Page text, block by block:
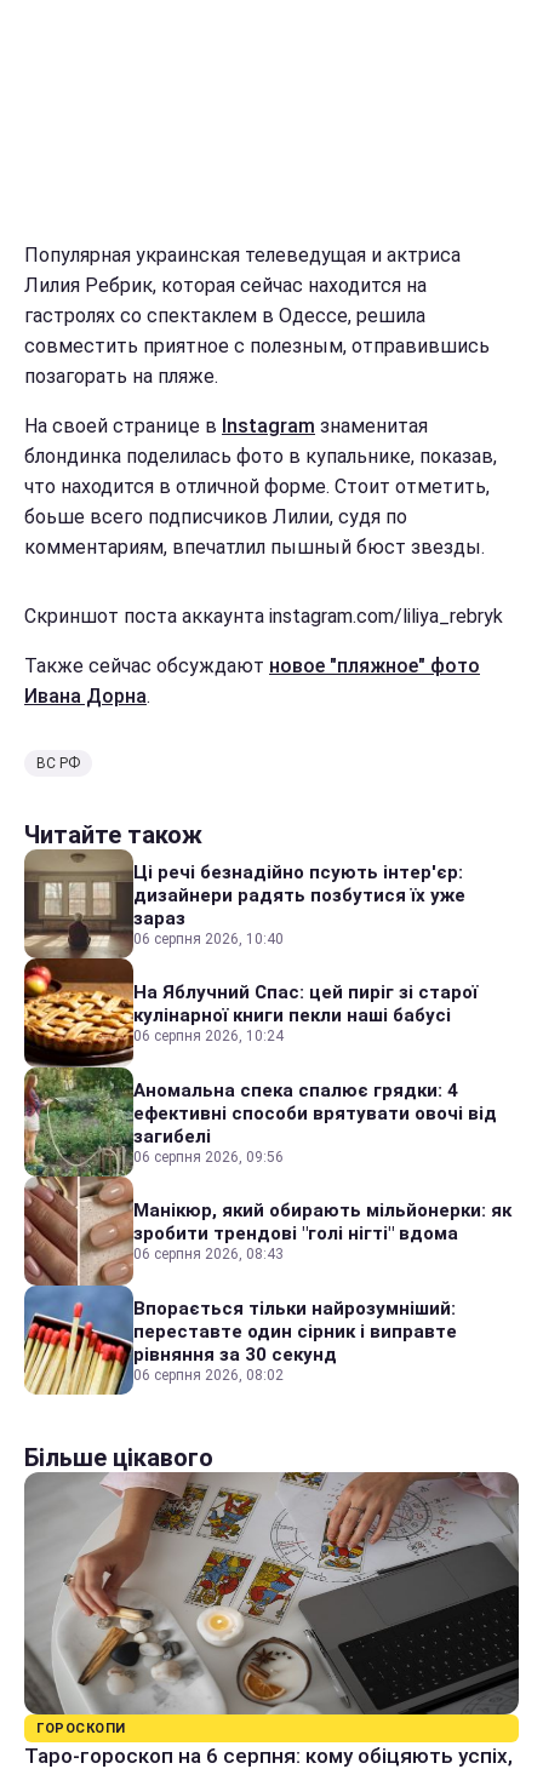
Популярная украинская телеведущая и актриса
Лилия Ребрик, которая сейчас находится на
гастролях со спектаклем в Одессе, решила
совместить приятное с полезным, отправившись
позагорать на пляже.
На своей странице в Instagram знаменитая
блондинка поделилась фото в купальнике, показав,
что находится в отличной форме. Стоит отметить,
боьше всего подписчиков Лилии, судя по
комментариям, впечатлил пышный бюст звезды.
Скриншот поста аккаунта instagram.com/liliya_rebryk
Также сейчас обсуждают новое "пляжное" фото
Ивана Дорна.
ВС РФ
Читайте також
Ці речі безнадійно псують інтер'єр:
дизайнери радять позбутися їх уже
зараз
06 серпня 2026, 10:40
На Яблучний Спас: цей пиріг зі старої
кулінарної книги пекли наші бабусі
06 серпня 2026, 10:24
Аномальна спека спалює грядки: 4
ефективні способи врятувати овочі від
загибелі
06 серпня 2026, 09:56
Манікюр, який обирають мільйонерки: як
зробити трендові "голі нігті" вдома
06 серпня 2026, 08:43
Впорається тільки найрозумніший:
переставте один сірник і виправте
рівняння за 30 секунд
06 серпня 2026, 08:02
Більше цікавого
ГОРОСКОПИ
Таро-гороскоп на 6 серпня: кому обіцяють успіх,